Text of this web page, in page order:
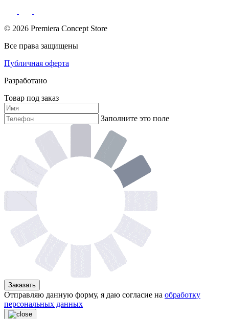
© 2026 Premiera Concept Store
Все права защищены
Публичная оферта
Разработано
Товар под заказ
Заполните это поле
Заказать
Отправляю данную форму, я даю согласие на обработку
персональных данных